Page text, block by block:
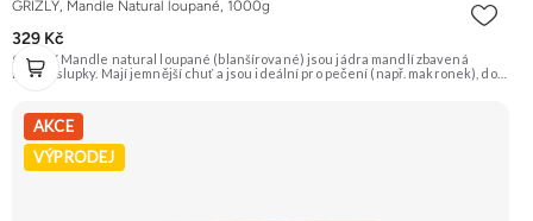
GRIZLY, Mandle Natural loupané, 1000g
329 Kč
GRIZLY Mandle natural loupané (blanšírované) jsou jádra mandlí zbavená
hnědé slupky. Mají jemnější chuť a jsou ideální pro pečení (např. makronek), do
Výhodná cena Vyzkoušet
AKCE
VÝPRODEJ